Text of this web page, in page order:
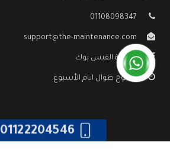
01108098347
support@the-maintenance.com
صفحة الفيس بوك
مفتوح طوال ايام الأسبوع
01122204546